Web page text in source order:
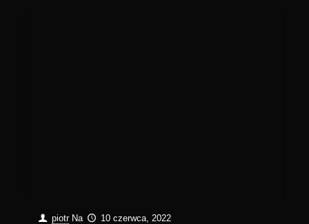
piotr Na 10 czerwca, 2022